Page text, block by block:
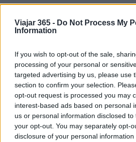
Viajar 365 - Do Not Process My
Information
If you wish to opt-out of the sale,
processing of your personal or
targeted advertising by us, please use
section to confirm your selection.
opt-out request is processed you may
interest-based ads based on personal
us or personal information disclosed
your opt-out. You may separately opt-
disclosure of your personal
AUTOR
Redacción